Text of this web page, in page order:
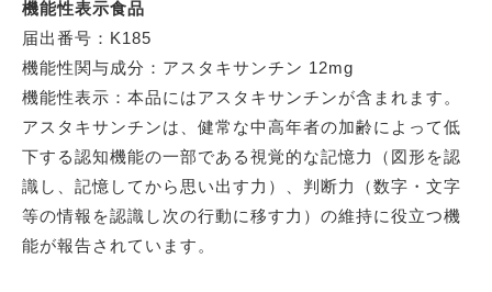
機能性表示食品
届出番号：K185
機能性関与成分：アスタキサンチン 12mg
機能性表示：本品にはアスタキサンチンが含まれます。
アスタキサンチンは、健常な中高年者の加齢によって低
下する認知機能の一部である視覚的な記憶力（図形を認
識し、記憶してから思い出す力）、判断力（数字・文字
等の情報を認識し次の行動に移す力）の維持に役立つ機
能が報告されています。